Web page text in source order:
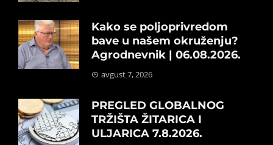
Kako se poljoprivredom
bave u našem okruženju?
Agrodnevnik | 06.08.2026.
avgust 7, 2026
PREGLED GLOBALNOG
TRŽIŠTA ŽITARICA I
ULJARICA 7.8.2026.